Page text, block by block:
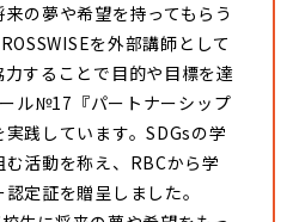
の夢や希望を持ってもらう
を外部講師として
することで目的や目標を達
ル№17『パートナーシップ
践しています。SDGsの学
活動を称え、RBCから学
定証を贈呈しました。